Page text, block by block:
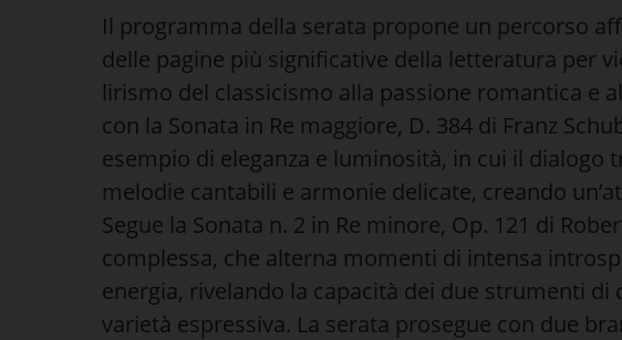
Il programma della serata propone un percorso
delle pagine più significative della letteratura per
lirismo del classicismo alla passione romantica e
con la Sonata in Re maggiore, D. 384 di Franz
esempio di eleganza e luminosità, in cui il dialogo
melodie cantabili e armonie delicate, creando
Segue la Sonata n. 2 in Re minore, Op. 121 di
complessa, che alterna momenti di intensa
energia, rivelando la capacità dei due strumenti
varietà espressiva. La serata prosegue con due